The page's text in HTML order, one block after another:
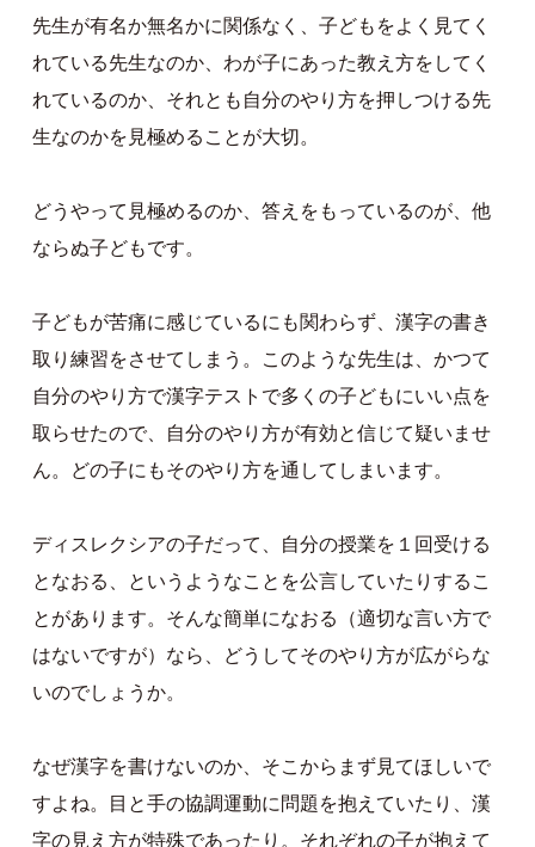
先生が有名か無名かに関係なく、子どもをよく見てく
れている先生なのか、わが子にあった教え方をしてく
れているのか、それとも自分のやり方を押しつける先
生なのかを見極めることが大切。
どうやって見極めるのか、答えをもっているのが、他
ならぬ子どもです。
子どもが苦痛に感じているにも関わらず、漢字の書き
取り練習をさせてしまう。このような先生は、かつて
自分のやり方で漢字テストで多くの子どもにいい点を
取らせたので、自分のやり方が有効と信じて疑いませ
ん。どの子にもそのやり方を通してしまいます。
ディスレクシアの子だって、自分の授業を１回受ける
となおる、というようなことを公言していたりするこ
とがあります。そんな簡単になおる（適切な言い方で
はないですが）なら、どうしてそのやり方が広がらな
いのでしょうか。
なぜ漢字を書けないのか、そこからまず見てほしいで
すよね。目と手の協調運動に問題を抱えていたり、漢
字の見え方が特殊であったり。それぞれの子が抱えて